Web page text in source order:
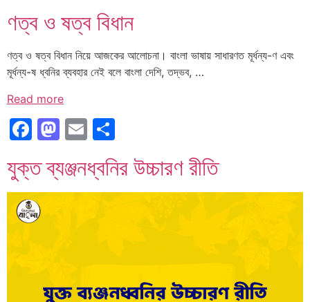
ণত্ব ও ষত্ব বিধান
ণত্ব ও ষত্ব বিধান নিয়ে আজকের আলোচনা। বাংলা ভাষায় সাধারণত মূর্ধন্য-ণ এবং
মূর্ধন্য-ষ ধ্বনির ব্যবহার নেই বলে বাংলা দেশি, তদ্ভব, …
Read more
Facebook
Mastodon
Email
যুক্ত ব্যঞ্জনধ্বনির উচ্চারণ রীতি